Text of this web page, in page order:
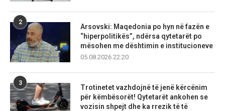
2
Arsovski: Maqedonia po hyn në fazën e
“hiperpolitikës”, ndërsa qytetarët po
mësohen me dështimin e institucioneve
05.08.2026 22:20
3
Trotinetet vazhdojnë të jenë kërcënim
për këmbësorët! Qytetarët ankohen se
vozisin shpejt dhe ka rrezik të të